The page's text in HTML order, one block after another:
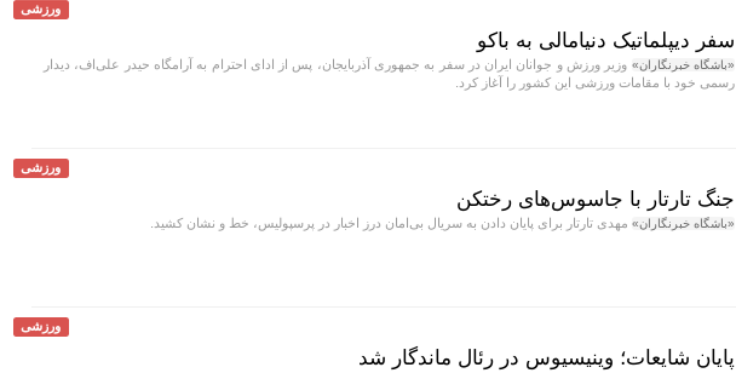
ورزشی
سفر دیپلماتیک دنیامالی به باکو
«باشگاه خبرنگاران» وزیر ورزش و جوانان ایران در سفر به جمهوری آذربایجان، پس از ادای احترام به آرامگاه حیدر علی‌اف، دیدار
رسمی خود با مقامات ورزشی این کشور را آغاز کرد.
ورزشی
جنگ تارتار با جاسوس‌های رختکن
«باشگاه خبرنگاران» مهدی تارتار برای پایان دادن به سریال بی‌امان درز اخبار در پرسپولیس، خط و نشان کشید.
ورزشی
پایان شایعات؛ وینیسیوس در رئال ماندگار شد